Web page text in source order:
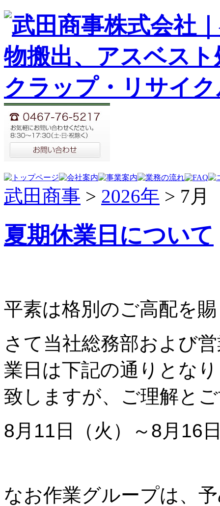
武田商事 > 2026年 > 7月
夏期休業日について
平素は格別のご高配を
さて当社総務部および
業日は下記の通りとな
致しますが、ご理解と
8月11日（火）～8月16
なお作業グループは、